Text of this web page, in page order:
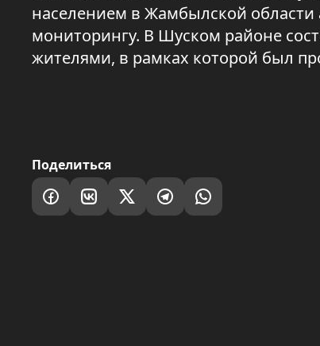
населением в Жамбылской
мониторингу. В Шуском районе
жителями, в рамках которой был
Поделиться